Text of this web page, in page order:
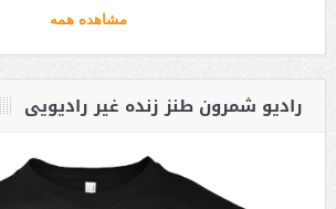
مشاهده همه
رادیو شمرون طنز زنده غیر رادیویی